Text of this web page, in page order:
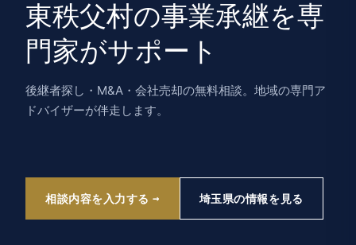
東秩父村の事業承継を専
門家がサポート
後継者探し・M&A・会社売却の無料相談。地域の専門ア
ドバイザーが伴走します。
相談内容を入力する 埼玉県の情報を見る